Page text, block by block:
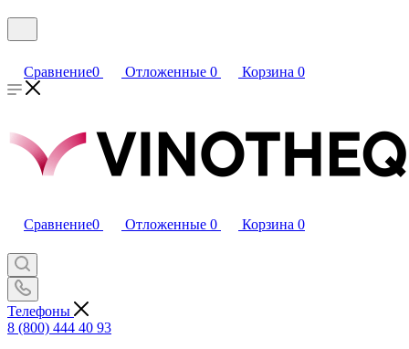
Сравнение0 Отложенные 0 Корзина 0
Сравнение0 Отложенные 0 Корзина 0
Телефоны
8 (800) 444 40 93